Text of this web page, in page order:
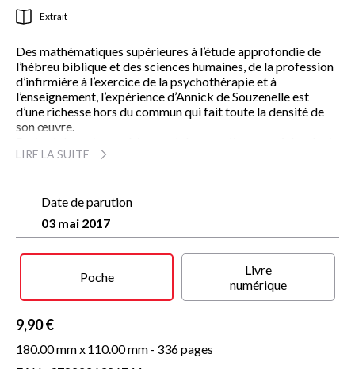
Extrait
Des mathématiques supérieures à l’étude approfondie de
l’hébreu biblique et des sciences humaines, de la profession
d’infirmière à l’exercice de la psychothérapie et à
l’enseignement, l’expérience d’Annick de Souzenelle est
d’une richesse hors du commun qui fait toute la densité de
son œuvre.
dépend le sens de l’existence humaine – l’amour,
interroge ici l’auteur du
Passionnant dialogue au cours duquel la foi fervente
d’Annick de Souzenelle, orthodoxe puisant aux sources
les domaines de la vie. Ses réponses nous invitent à nous
mettre à l’écoute de notre corps, « lieu d’accomplissement
Ces entretiens, réalisés au début des années 1990, n’ont rien
perdu de leur pertinence spirituelle. Jean Mouttapa, éditeur,
a par la suite publié chez Albin Michel de très nombreux
LIRE LA SUITE
Date de parution
03 mai 2017
Poche
Livre
numérique
9,90 €
180.00 mm x110.00 mm- 336 pages